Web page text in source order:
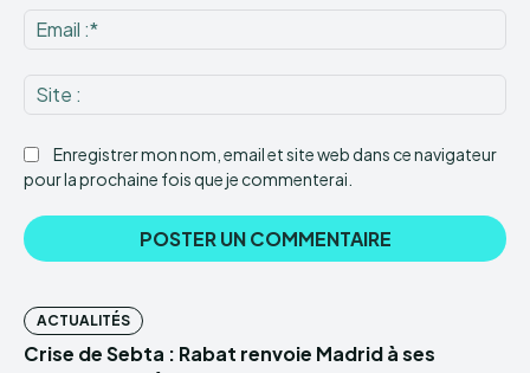
:*
:
Enregistrer mon nom, email et site web dans ce navigateur
pour la prochaine fois que je commenterai.
ACTUALITÉS
Crise de Sebta : Rabat renvoie Madrid à ses